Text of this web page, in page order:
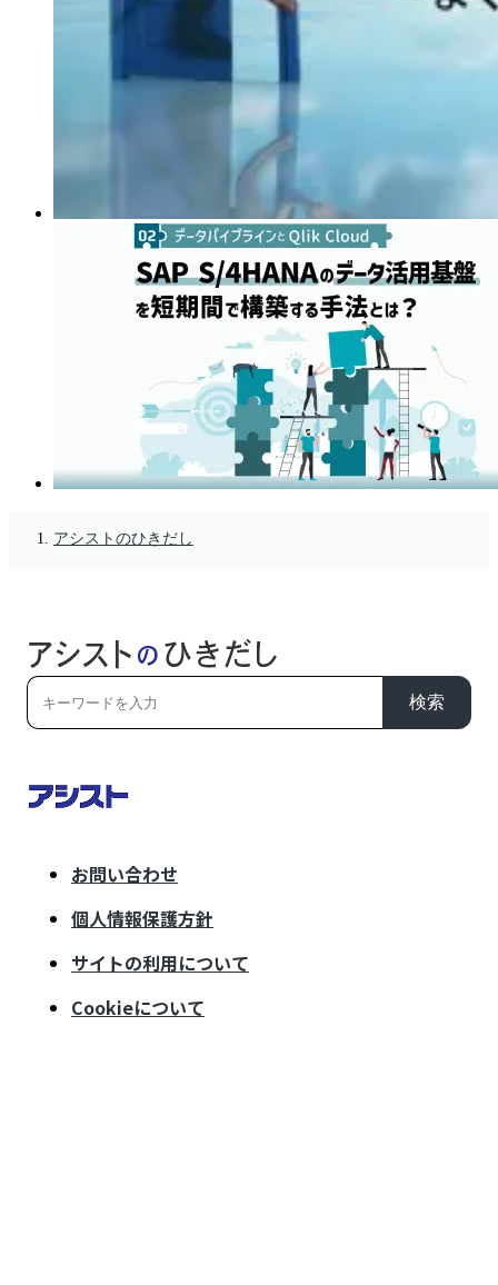
アシストのひきだし
検索
お問い合わせ
個人情報保護方針
サイトの利用について
Cookieについて